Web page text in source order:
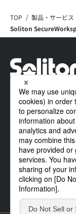
TOP 製品・サービス
Soliton
ソリトンの強み
製品・サービス
導入事例
サポート
企業情報
IR情報
ニュース